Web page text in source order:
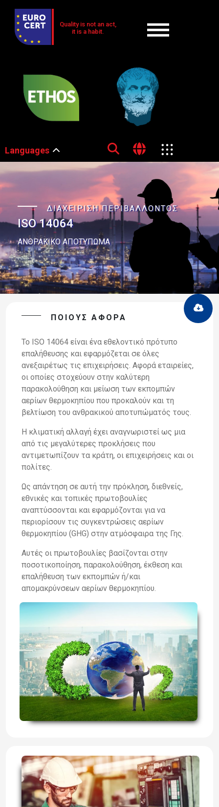
Quality is not an act,
it is a habit.
Languages
ΔΙΑΧΕΙΡΙΣΗ ΠΕΡΙΒΑΛΛΟΝΤΟΣ
ISO 14064
ΑΝΘΡΑΚΙΚΟ ΑΠΟΤΥΠΩΜΑ
ΠΟΙΟΥΣ ΑΦΟΡΑ
Το ISO 14064 είναι ένα εθελοντικό πρότυπο
επαλήθευσης και εφαρμόζεται σε όλες
ανεξαιρέτως τις επιχειρήσεις. Αφορά εταιρείες,
οι οποίες στοχεύουν στην καλύτερη
παρακολούθηση και μείωση των εκπομπών
αερίων θερμοκηπίου που προκαλούν και τη
βελτίωση του ανθρακικού αποτυπώματός τους.
Η κλιματική αλλαγή έχει αναγνωριστεί ως μια
από τις μεγαλύτερες προκλήσεις που
αντιμετωπίζουν τα κράτη, οι επιχειρήσεις και οι
πολίτες.
Ως απάντηση σε αυτή την πρόκληση, διεθνείς,
εθνικές και τοπικές πρωτοβουλίες
αναπτύσσονται και εφαρμόζονται για να
περιορίσουν τις συγκεντρώσεις αερίων
θερμοκηπίου (GHG) στην ατμόσφαιρα της Γης.
Αυτές οι πρωτοβουλίες βασίζονται στην
ποσοτικοποίηση, παρακολούθηση, έκθεση και
επαλήθευση των εκπομπών ή/και
απομακρύνσεων αερίων θερμοκηπίου.